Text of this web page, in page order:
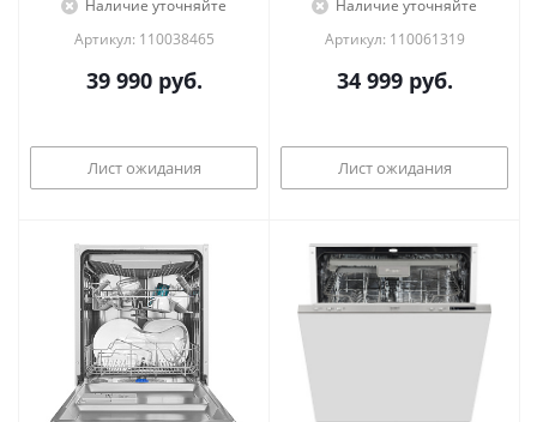
Наличие уточняйте
Артикул: 110038465
39 990руб.
Лист ожидания
Наличие уточняйте
Артикул: 110061319
34 999руб.
Лист ожидания